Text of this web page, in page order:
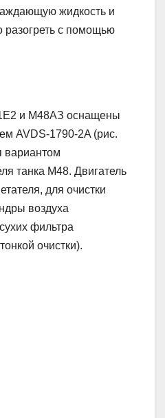
жидкость и
с помощью
и М48АЗ оснащены
AVDS-1790-2A (рис.
вариантом
танка М48. Двигатель
для очистки
воздуха
фильтра
очистки).